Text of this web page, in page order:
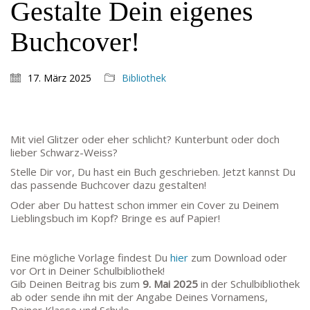
Gestalte Dein eigenes
Buchcover!
17. März 2025 Bibliothek
Mit viel Glitzer oder eher schlicht? Kunterbunt oder doch
lieber Schwarz-Weiss?
Stelle Dir vor, Du hast ein Buch geschrieben. Jetzt kannst Du
das passende Buchcover dazu gestalten!
Oder aber Du hattest schon immer ein Cover zu Deinem
Lieblingsbuch im Kopf? Bringe es auf Papier!
Eine mögliche Vorlage findest Du hier zum Download oder
vor Ort in Deiner Schulbibliothek!
Gib Deinen Beitrag bis zum 9. Mai 2025 in der Schulbibliothek
ab oder sende ihn mit der Angabe Deines Vornamens,
MAIL:
poststelle.goethe-gymnasium@stadt-frankfurt.de
Melanie Jakob, Angela Thönissen
Mo – DO: 8:30 – 13:30 Uhr
Fr: 9:30 – 13:30 Uhr
TEL: 069-212-36869
Schulleiterin: Dr. Ute Utech (OStD’n)
stellv. Schulleitung: nn
Studienleiter:Marco Penirschke (StD)